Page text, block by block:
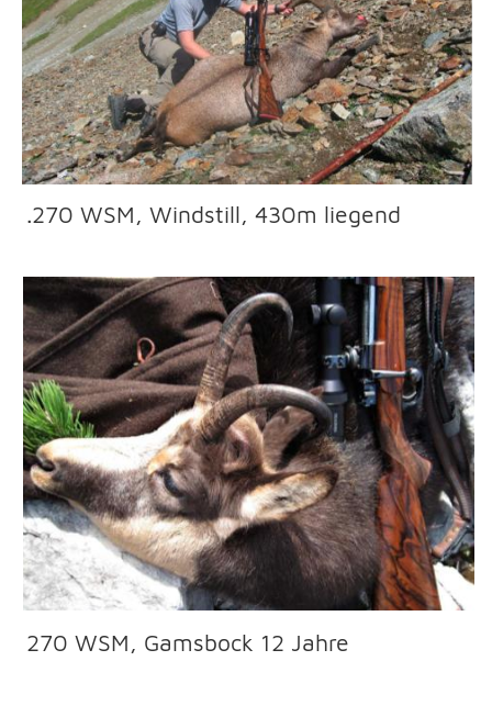
Gams - in der Nähe von Sankt Johann
286m (313 yards)
270 WSM, Gamsbock 12 Jahre
.270 WSM, Windstill, 430m liegend